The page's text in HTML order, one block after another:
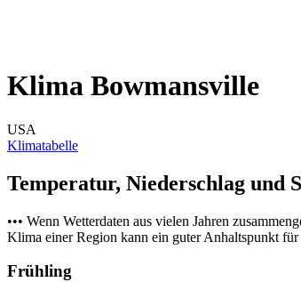
Klima Bowmansville
USA
Klimatabelle
Temperatur, Niederschlag und
••• Wenn Wetterdaten aus vielen Jahren
Klima einer Region kann ein guter Anhaltspunkt für
Frühling